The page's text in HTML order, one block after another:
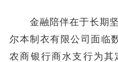
金融陪伴在于长期坚
尔本制衣有限公司面临
农商银行商水支行为其